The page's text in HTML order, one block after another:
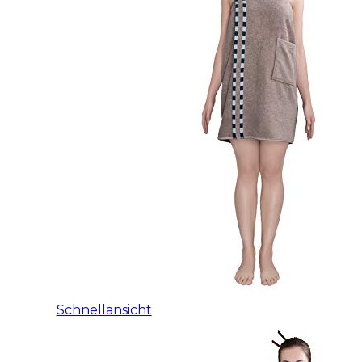
Schnellansicht